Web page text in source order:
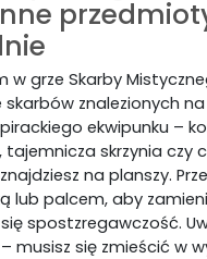
w grze Skarby
znalezionych
ekwipunku –
tajemnicza skrzynia czy
na planszy.
lub palcem, aby
spostzregawczość.
musisz się zmieścić w